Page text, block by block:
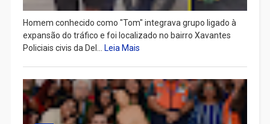
Homem conhecido como "Tom" integrava grupo ligado à
expansão do tráfico e foi localizado no bairro Xavantes
Policiais civis da Del...
Leia Mais